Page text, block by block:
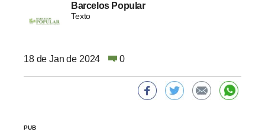
Barcelos Popular
Texto
18 de Jan de 2024 0
PUB